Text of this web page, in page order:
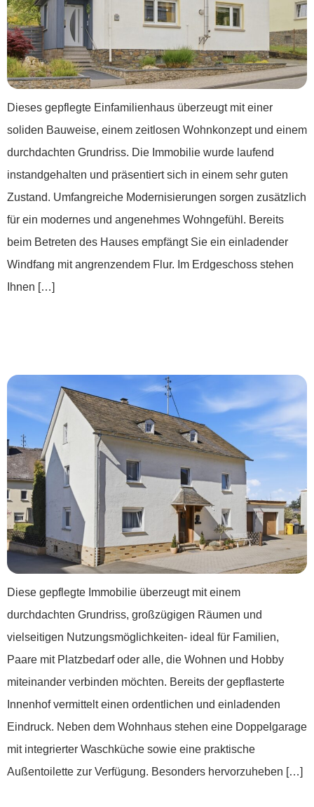
Dieses gepflegte Einfamilienhaus überzeugt mit einer
soliden Bauweise, einem zeitlosen Wohnkonzept und einem
durchdachten Grundriss. Die Immobilie wurde laufend
instandgehalten und präsentiert sich in einem sehr guten
Zustand. Umfangreiche Modernisierungen sorgen zusätzlich
für ein modernes und angenehmes Wohngefühl. Bereits
beim Betreten des Hauses empfängt Sie ein einladender
Windfang mit angrenzendem Flur. Im Erdgeschoss stehen
Ihnen […]
Diese gepflegte Immobilie überzeugt mit einem
durchdachten Grundriss, großzügigen Räumen und
vielseitigen Nutzungsmöglichkeiten- ideal für Familien,
Paare mit Platzbedarf oder alle, die Wohnen und Hobby
miteinander verbinden möchten. Bereits der gepflasterte
Innenhof vermittelt einen ordentlichen und einladenden
Eindruck. Neben dem Wohnhaus stehen eine Doppelgarage
mit integrierter Waschküche sowie eine praktische
Außentoilette zur Verfügung. Besonders hervorzuheben […]